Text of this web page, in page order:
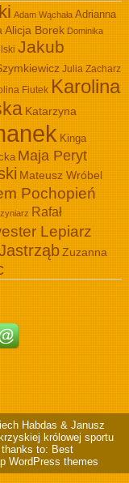
Adam Wąchała Adrianna
Alicja Borek Dominika
Jakub
Julia Zacharz
Fiutek Karolina
Katarzyna
Kinga
Maja Peryt
Mateusz Wróbel
Pochopień
Rafał
Lepiarz
Zuzanna
Habdas & Janusz
królowej sportu
, thanks to: Best
WordPress themes